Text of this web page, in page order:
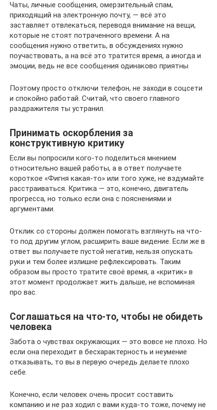
Чаты, личные сообщения, омерзительный спам,
приходящий на электронную почту, — всё это
заставляет отвлекаться, переводя внимание на вещи,
которые не стоят потраченного времени. А на
сообщения нужно ответить, в обсуждениях нужно
поучаствовать, а на всё это тратится время, а иногда и
эмоции, ведь не все сообщения одинаково приятны
Поэтому просто отключи телефон, не заходи в соцсети
и спокойно работай. Считай, что своего главного
раздражителя ты устранил.
Принимать оскорбления за
конструктивную критику
Если вы попросили кого-то поделиться мнением
относительно вашей работы, а в ответ получаете
короткое «Фигня какая-то» или того хуже, не вздумайте
расстраиваться. Критика — это, конечно, двигатель
прогресса, но только если она с пояснениями и
аргументами.
Отклик со стороны должен помогать взглянуть на что-
то под другим углом, расширить ваше видение. Если же в
ответ вы получаете пустой негатив, нельзя опускать
руки и тем более излишне рефлексировать. Таким
образом вы просто тратите своё время, а «критик» в
этот момент продолжает жить дальше, не вспоминая
про вас.
Соглашаться на что-то, чтобы не обидеть
человека
Забота о чувствах окружающих — это вовсе не плохо. Но
если она переходит в бесхарактерность и неумение
отказывать, то вы в первую очередь делаете плохо
себе.
Конечно, если человек очень просит составить
компанию и не раз ходил с вами куда-то тоже, почему не